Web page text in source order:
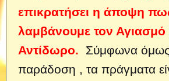
επικρατήσει η άποψη
λαμβάνουμε τον Αγιασμό
Αντίδωρο. Σύμφωνα όμως
παράδοση , τα πράγματα